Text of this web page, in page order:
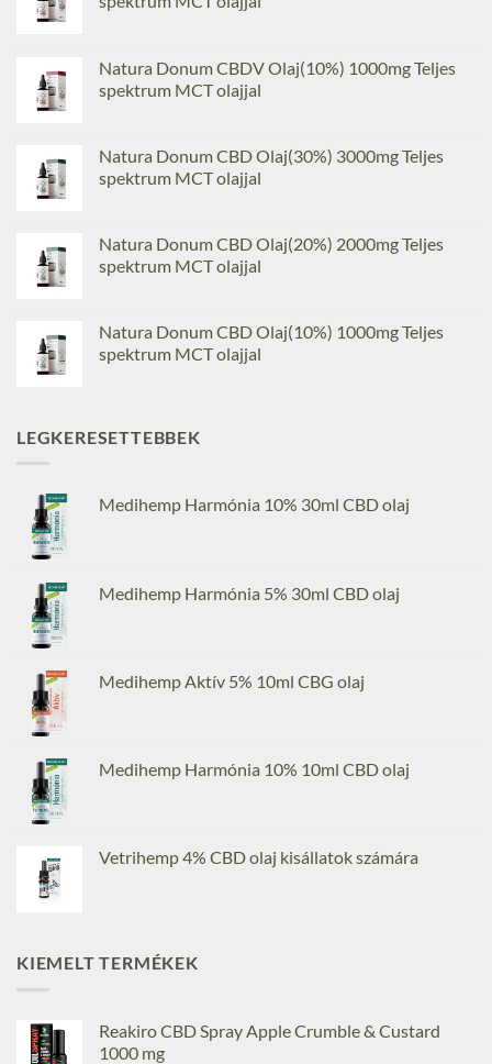
Natura Donum CBDV Olaj(10%) 1000mg Teljes
spektrum MCT olajjal
Natura Donum CBD Olaj(30%) 3000mg Teljes
spektrum MCT olajjal
Natura Donum CBD Olaj(20%) 2000mg Teljes
spektrum MCT olajjal
Natura Donum CBD Olaj(10%) 1000mg Teljes
spektrum MCT olajjal
LEGKERESETTEBBEK
Medihemp Harmónia 10% 30ml CBD olaj
Medihemp Harmónia 5% 30ml CBD olaj
Medihemp Aktív 5% 10ml CBG olaj
Medihemp Harmónia 10% 10ml CBD olaj
Vetrihemp 4% CBD olaj kisállatok számára
KIEMELT TERMÉKEK
Reakiro CBD Spray Apple Crumble & Custard
1000 mg